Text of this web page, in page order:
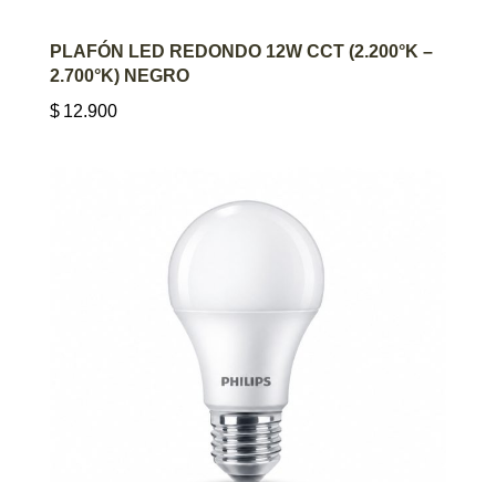
AGREGAR AL CARRITO
PLAFÓN LED REDONDO 12W CCT (2.200°K –
2.700°K) NEGRO
$ 12.900